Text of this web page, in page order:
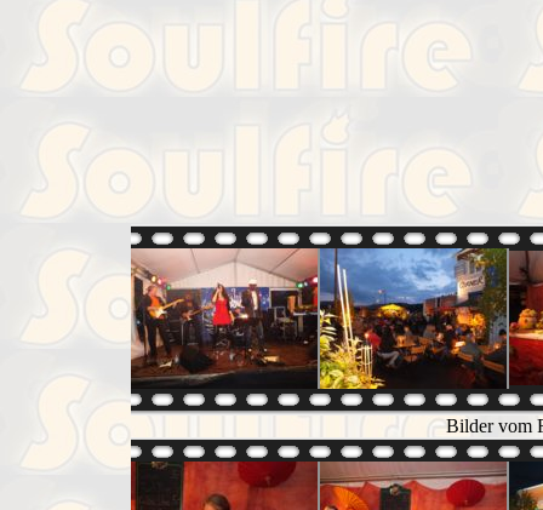
Bilder vom